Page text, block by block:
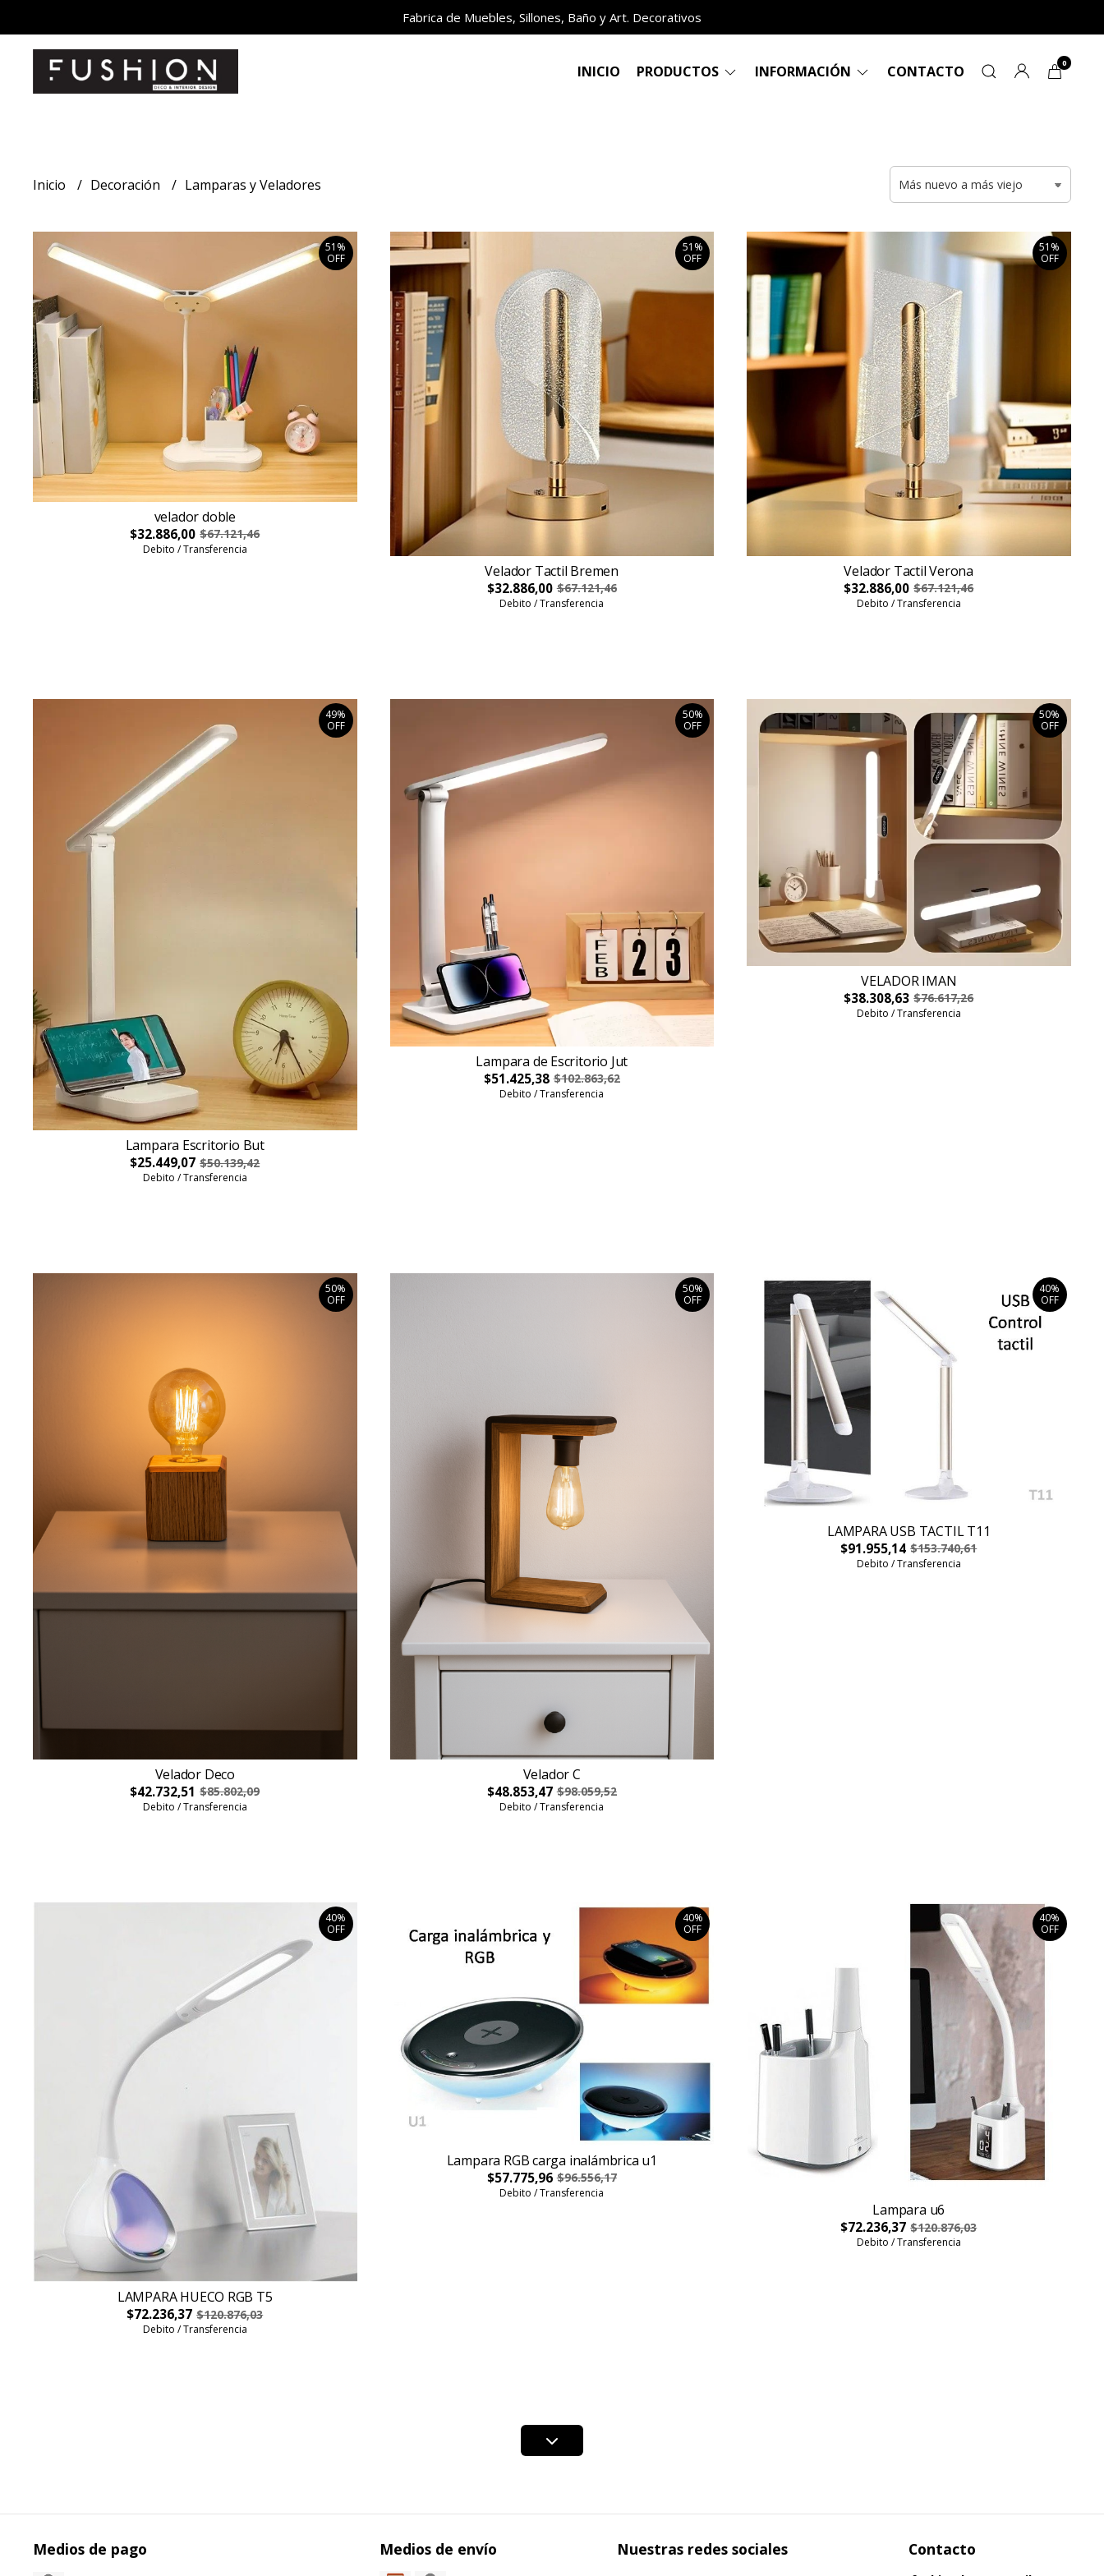
Fabrica de Muebles, Sillones, Baño y Art. Decorativos
INICIO PRODUCTOS INFORMACIÓN CONTACTO 0
Inicio Decoración Lamparas y Veladores
51%
OFF
velador doble
$32.886,00 $67.121,46
Debito / Transferencia
51%
OFF
Velador Tactil Bremen
$32.886,00 $67.121,46
Debito / Transferencia
51%
OFF
Velador Tactil Verona
$32.886,00 $67.121,46
Debito / Transferencia
49%
OFF
Lampara Escritorio But
$25.449,07 $50.139,42
Debito / Transferencia
50%
OFF
Lampara de Escritorio Jut
$51.425,38 $102.863,62
Debito / Transferencia
50%
OFF
VELADOR IMAN
$38.308,63 $76.617,26
Debito / Transferencia
50%
OFF
Velador Deco
$42.732,51 $85.802,09
Debito / Transferencia
50%
OFF
Velador C
$48.853,47 $98.059,52
Debito / Transferencia
40%
OFF
LAMPARA USB TACTIL T11
$91.955,14 $153.740,61
Debito / Transferencia
40%
OFF
LAMPARA HUECO RGB T5
$72.236,37 $120.876,03
Debito / Transferencia
40%
OFF
Lampara RGB carga inalámbrica u1
$57.775,96 $96.556,17
Debito / Transferencia
40%
OFF
Lampara u6
$72.236,37 $120.876,03
Debito / Transferencia
Medios de pago Medios de envío Nuestras redes sociales Contacto